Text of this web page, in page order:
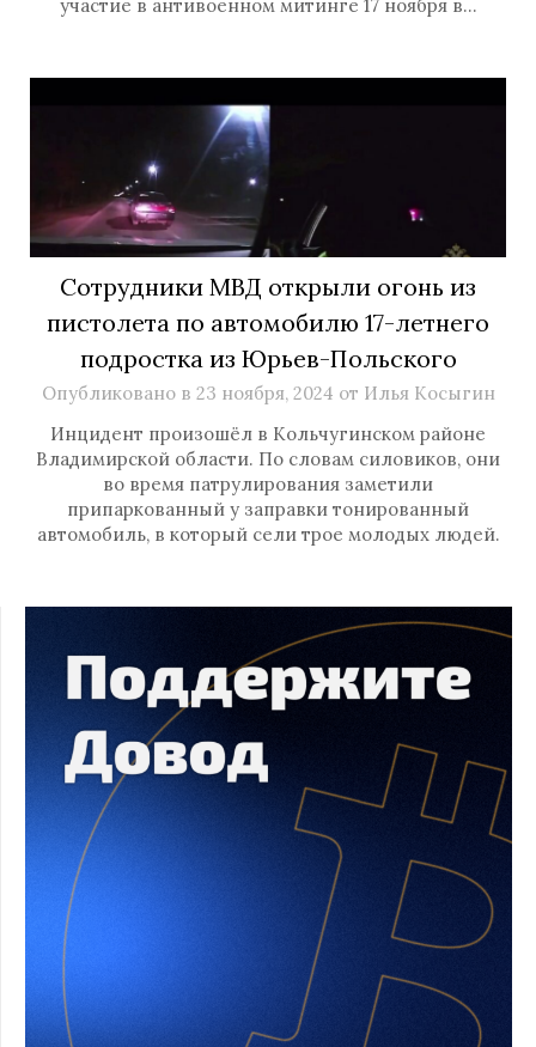
участие в антивоенном митинге 17 ноября в…
Сотрудники МВД открыли огонь из
пистолета по автомобилю 17-летнего
подростка из Юрьев-Польского
Опубликовано в 23 ноября, 2024 от Илья Косыгин
Инцидент произошёл в Кольчугинском районе
Владимирской области. По словам силовиков, они
во время патрулирования заметили
припаркованный у заправки тонированный
автомобиль, в который сели трое молодых людей.